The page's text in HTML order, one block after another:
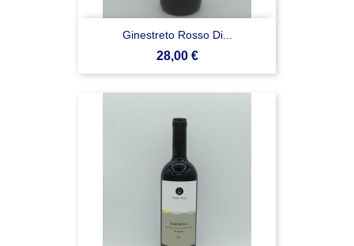
Ginestreto Rosso Di...
Prezzo
28,00 €